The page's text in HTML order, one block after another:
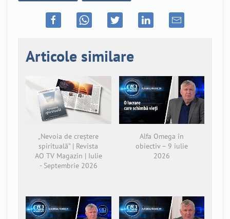
Articole similare
„Nevoia de creștere
spirituală” | Revista
AO TV Magazin | Iulie
- Septembrie 2026
Alfa Omega în
obiectiv – 9 iulie
2026